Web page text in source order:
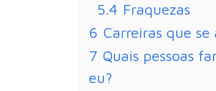
5.4 Fraquezas
6 Carreiras que se
7 Quais pessoas
eu?